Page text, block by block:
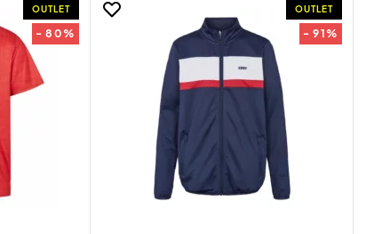
OUTLET
- 80%
OUTLET
- 91%